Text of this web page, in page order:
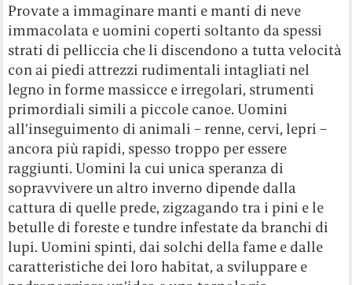
Provate a immaginare manti e manti di neve
immacolata e uomini coperti soltanto da spessi
strati di pelliccia che li discendono a tutta velocità
con ai piedi attrezzi rudimentali intagliati nel
legno in forme massicce e irregolari, strumenti
primordiali simili a piccole canoe. Uomini
all’inseguimento di animali – renne, cervi, lepri –
ancora più rapidi, spesso troppo per essere
raggiunti. Uomini la cui unica speranza di
sopravvivere un altro inverno dipende dalla
cattura di quelle prede, zigzagando tra i pini e le
betulle di foreste e tundre infestate da branchi di
lupi. Uomini spinti, dai solchi della fame e dalle
caratteristiche dei loro habitat, a sviluppare e